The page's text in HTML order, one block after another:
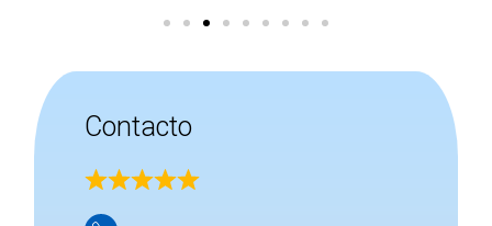
Contacto